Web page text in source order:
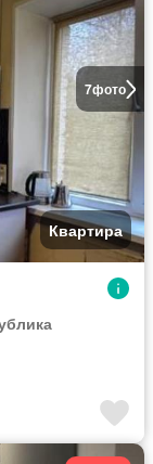
7фото
Квартира